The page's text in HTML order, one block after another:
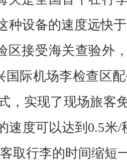
种设备的速度远快
区接受海关查验外
国际机场李检查区
，实现了现场旅客
速度可以达到0.5米/
取行李的时间缩短